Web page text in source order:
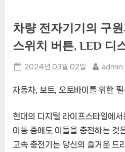
차량 전자기기의 구
스위치 버튼, LED 디
Posted
2024년 03월 02일 By
admin
자동차, 보트, 오토바이를 위한 필
현대의 디지털 라이프스타일에서
이동 중에도 이들을 충전하는 것
고속 충전기는 당신의 즐거운 드